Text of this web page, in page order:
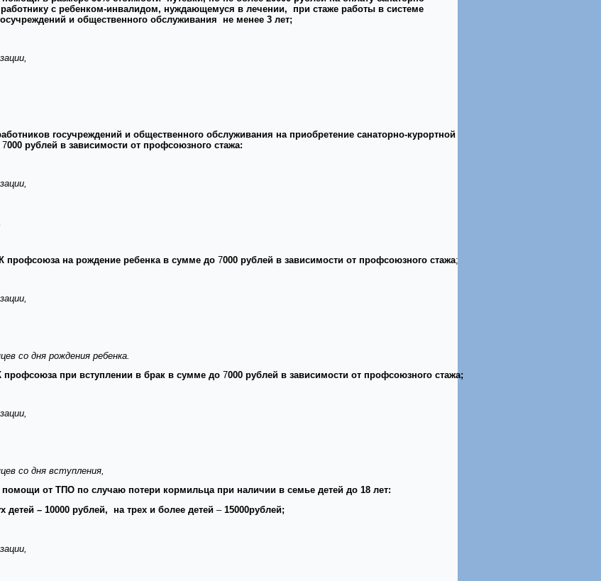
работнику с ребенком-инвалидом, нуждающемуся в лечении, при стаже работы в системе
и общественного обслуживания не менее 3 лет;
госучреждений и общественного обслуживания на приобретение санаторно-курортной
7000 рублей в зависимости от профсоюзного стажа:
на рождение ребенка в сумме до 7000 рублей в зависимости от профсоюзного стажа;
со дня рождения ребенка.
при вступлении в брак в сумме до 7000 рублей в зависимости от профсоюзного стажа;
со дня вступления,
от ТПО по случаю потери кормильца при наличии в семье детей до 18 лет:
детей – 10000 рублей, на трех и более детей – 15000рублей;